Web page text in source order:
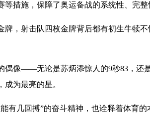
措施，保障了奥运备战的系统性、完
射击队四枚金牌背后都有初生牛犊不
——无论是苏炳添惊人的9秒83，还
为最亮的星。
几回搏”的奋斗精神，也诠释着体育的